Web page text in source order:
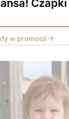
w promocji